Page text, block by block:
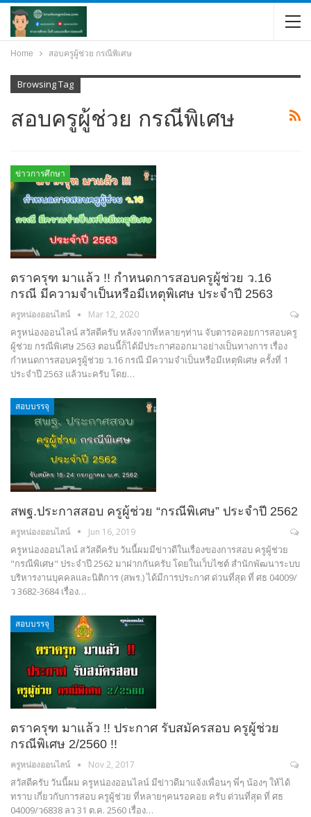
Home สอบครูผู้ช่วย กรณีพิเศษ
Browsing Tag
สอบครูผู้ช่วย กรณีพิเศษ
ข่าวการศึกษา
ตราครุฑ มาแล้ว !! กำหนดการสอบครูผู้ช่วย ว.16
กรณี มีความจำเป็นหรือมีเหตุพิเศษ ประจำปี 2563
ครูหน่องออนไลน์ Mar 12, 2020
ครูหน่องออนไลน์ สวัสดีครับ หลังจากที่หลายๆท่าน จับตารอคอยการสอบครู
ผู้ช่วย กรณีพิเศษ 2563 ตอนนี้ก็ได้มีประกาศออกมาอย่างเป็นทางการ เรื่อง
กำหนดการสอบครูผู้ช่วย ว.16 กรณี มีความจำเป็นหรือมีเหตุพิเศษ ครั้งที่ 1
ประจำปี 2563 แล้วนะครับ โดย…
สอบบรรจุ
สพฐ.ประกาสสอบ ครูผู้ช่วย “กรณีพิเศษ” ประจำปี 2562
ครูหน่องออนไลน์ Jun 16, 2019
ครูหน่องออนไลน์ สวัสดีครับ วันนี้ผมมีข่าวดีในเรื่องของการสอบ ครูผู้ช่วย
"กรณีพิเศษ" ประจำปี 2562 มาฝากกันครับ โดยในเว็บไซต์ สำนักพัฒนาระบบ
บริหารงานบุคคลและนิติการ (สพร.) ได้มีการประกาศ ด่วนที่สุด ที่ ศธ 04009/
ว 3682-3684 เรื่อง…
สอบบรรจุ
ตราครุฑ มาแล้ว !! ประกาศ รับสมัครสอบ ครูผู้ช่วย
กรณีพิเศษ 2/2560 !!
ครูหน่องออนไลน์ Nov 2, 2017
สวัสดีครับ วันนี้ผม ครูหน่องออนไลน์ มีข่าวดีมาแจ้งเพื่อนๆ พี่ๆ น้องๆ ให้ได้
ทราบ เกี่ยวกับการสอบ ครูผู้ช่วย ที่หลายๆคนรอคอย ครับ ด่วนที่สุด ที่ ศธ
04009/ว6838 ลว 31 ต.ค. 2560 เรื่อง…